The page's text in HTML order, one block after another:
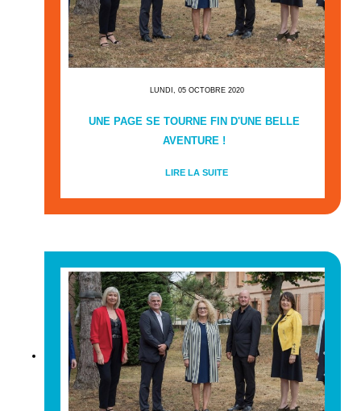
LUNDI, 05 OCTOBRE 2020
UNE PAGE SE TOURNE FIN D'UNE BELLE
AVENTURE !
LIRE LA SUITE